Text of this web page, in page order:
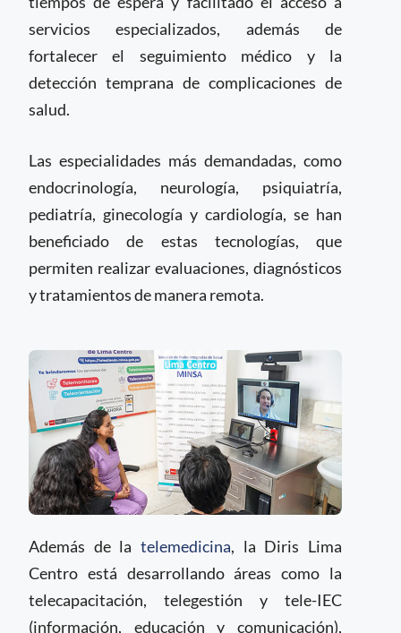
servicios especializados, además de
fortalecer el seguimiento médico y la
detección temprana de complicaciones de
salud.
Las especialidades más demandadas, como
endocrinología, neurología, psiquiatría,
pediatría, ginecología y cardiología, se han
beneficiado de estas tecnologías, que
permiten realizar evaluaciones, diagnósticos
y tratamientos de manera remota.
Además de la telemedicina, la Diris Lima
Centro está desarrollando áreas como la
telecapacitación, telegestión y tele-IEC
(información, educación y comunicación),